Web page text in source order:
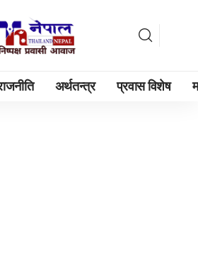
अर्थतन्त्र प्रवास विशेष